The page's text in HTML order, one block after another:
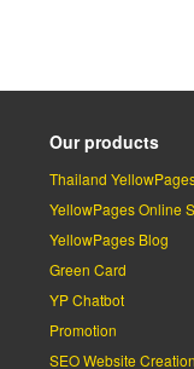
Our products
Thailand
YellowPages Online
YellowPages Blog
Green Card
YP Chatbot
Promotion
SEO Website Creation